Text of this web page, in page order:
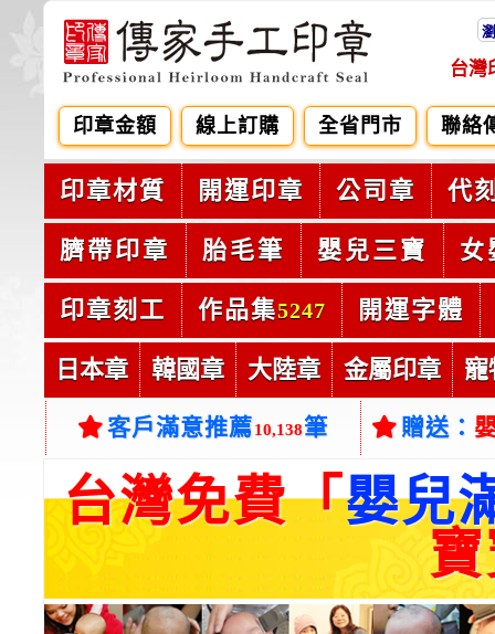
台灣
印章金額 線上訂購 全省門市 聯絡
印章材質 開運印章 公司章 代
臍帶印章 胎毛筆 嬰兒三寶 女
印章刻工 作品集5247 開運字體
日本章 韓國章 大陸章 金屬印章 寵
客戶滿意推薦10,138筆 贈送：
台灣免費「嬰兒